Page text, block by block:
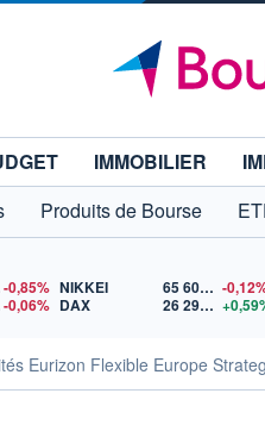
IMMOBILIER
Produits de Bourse
-0,85%
-0,06%
NIKKEI 65 606,71 -
DAX
26 295,18
Eurizon Flexible Europe